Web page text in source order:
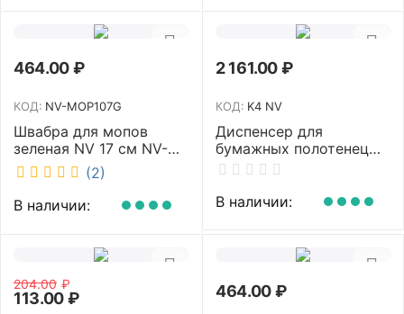
464.00₽
КОД: NV-MOP107G
Швабра для мопов
зеленая NV 17 см NV-
MOP107G (2)
В наличии:
2 161.00₽
КОД: K4 NV
Диспенсер для
бумажных полотенец
NV белый K4 NV
В наличии:
204.00 ₽
113.00₽ 464.00₽